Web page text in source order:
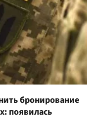
бронирование
появилась